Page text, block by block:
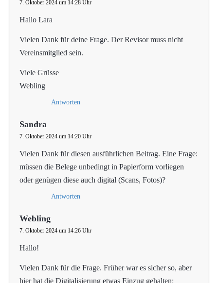
7. Oktober 2024 um 14:28 Uhr
Hallo Lara
Vielen Dank für deine Frage. Der Revisor muss nicht
Vereinsmitglied sein.
Viele Grüsse
Webling
Antworten
Sandra
7. Oktober 2024 um 14:20 Uhr
Vielen Dank für diesen ausführlichen Beitrag. Eine Frage:
müssen die Belege unbedingt in Papierform vorliegen
oder genügen diese auch digital (Scans, Fotos)?
Antworten
Webling
7. Oktober 2024 um 14:26 Uhr
Hallo!
Vielen Dank für die Frage. Früher war es sicher so, aber
hier hat die Digitalisierung etwas Einzug gehalten: